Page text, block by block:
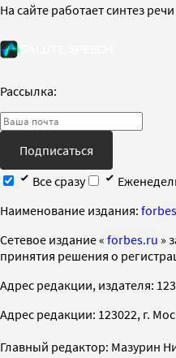
На сайте работает синтез речи
Рассылка:
Подписаться
Все сразу
Наименование издания:
Cетевое издание « forbes.ru »
принятия решения о
Адрес редакции, издателя:
Адрес редакции: 123022, г.
Главный редактор: Мазурин